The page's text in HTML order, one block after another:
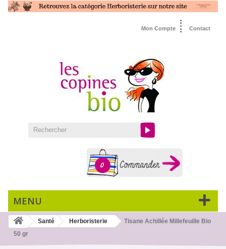
Contact
Mon Compte
0
MENU
Santé Herboristerie
Tisane Achillée Millefeuille Bio
50 gr